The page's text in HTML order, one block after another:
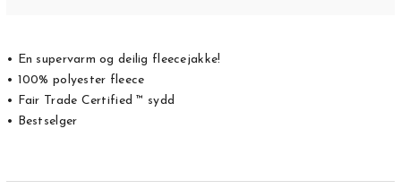
• En supervarm og deilig fleecejakke!
• 100% polyester fleece
• Fair Trade Certified ™ sydd
• Bestselger